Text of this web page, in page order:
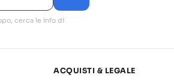
cerca le info di
ACQUISTI & LEGALE